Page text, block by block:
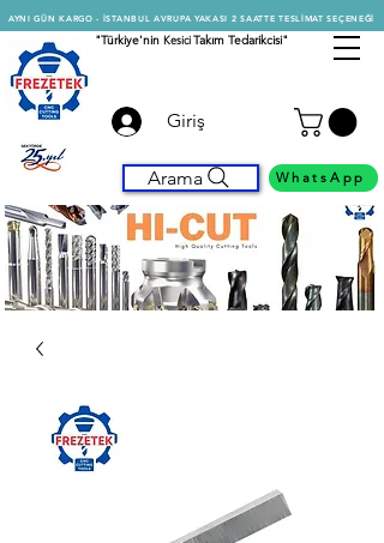
AYNI GÜN KARGO - İSTANBUL AVRUPA YAKASI 2 SAATTE TESLİMAT SEÇENEĞİ
"Türkiye'nin KesiciTakım Tedarikcisi"
Giriş
Arama WhatsApp